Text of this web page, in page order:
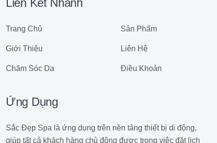
Liên Kết Nhanh
Trang Chủ
Giới Thiệu
Chăm Sóc Da
Sản Phẩm
Liên Hệ
Điều Khoản
Ứng Dụng
Sắc Đẹp Spa là ứng dụng trên nền tảng thiết bị di động,
giúp tất cả khách hàng chủ động được trong việc đặt lịch